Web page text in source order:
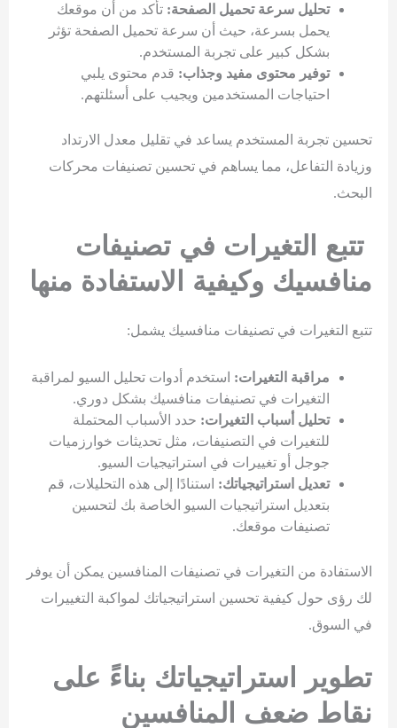
تحليل سرعة تحميل الصفحة: تأكد من أن موقعك
يحمل بسرعة، حيث أن سرعة تحميل الصفحة تؤثر
بشكل كبير على تجربة المستخدم.
توفير محتوى مفيد وجذاب: قدم محتوى يلبي
احتياجات المستخدمين ويجيب على أسئلتهم.
تحسين تجربة المستخدم يساعد في تقليل معدل الارتداد
وزيادة التفاعل، مما يساهم في تحسين تصنيفات محركات
البحث.
تتبع التغيرات في تصنيفات
منافسيك وكيفية الاستفادة منها
تتبع التغيرات في تصنيفات منافسيك يشمل:
مراقبة التغيرات: استخدم أدوات تحليل السيو لمراقبة
التغيرات في تصنيفات منافسيك بشكل دوري.
تحليل أسباب التغيرات: حدد الأسباب المحتملة
للتغيرات في التصنيفات، مثل تحديثات خوارزميات
جوجل أو تغييرات في استراتيجيات السيو.
تعديل استراتيجياتك: استنادًا إلى هذه التحليلات، قم
بتعديل استراتيجيات السيو الخاصة بك لتحسين
تصنيفات موقعك.
الاستفادة من التغيرات في تصنيفات المنافسين يمكن أن يوفر
لك رؤى حول كيفية تحسين استراتيجياتك لمواكبة التغييرات
في السوق.
تطوير استراتيجياتك بناءً على
نقاط ضعف المنافسين